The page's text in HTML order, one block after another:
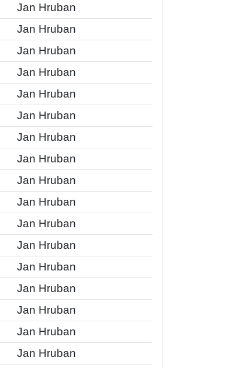
Jan Hruban
Jan Hruban
Jan Hruban
Jan Hruban
Jan Hruban
Jan Hruban
Jan Hruban
Jan Hruban
Jan Hruban
Jan Hruban
Jan Hruban
Jan Hruban
Jan Hruban
Jan Hruban
Jan Hruban
Jan Hruban
Jan Hruban